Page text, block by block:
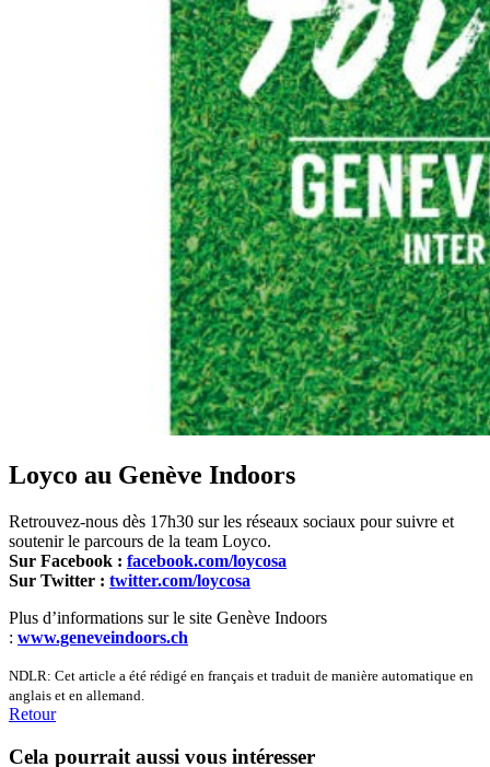
Loyco au Genève Indoors
Retrouvez-nous dès 17h30 sur les réseaux sociaux pour suivre et
soutenir le parcours de la team Loyco.
Sur Facebook : facebook.com/loycosa
Sur Twitter : twitter.com/loycosa
Plus d’informations sur le site Genève Indoors
: www.geneveindoors.ch
NDLR: Cet article a été rédigé en français et traduit de manière automatique en
anglais et en allemand.
Retour
Cela pourrait aussi vous intéresser